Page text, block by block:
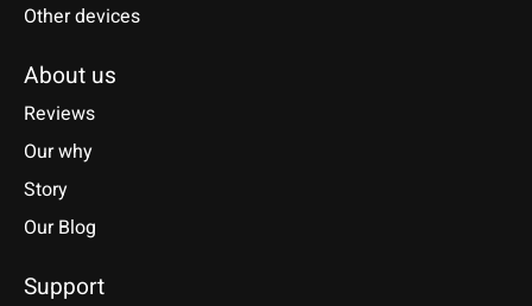
Other devices
About us
Reviews
Our why
Story
Our Blog
Support